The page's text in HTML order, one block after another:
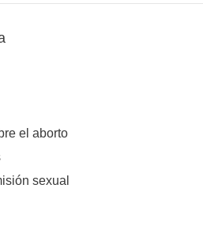
el aborto
sexual